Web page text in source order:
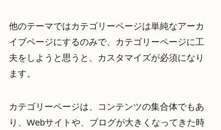
他のテーマではカテゴリーページは単純なアーカ
イブページにするのみで、カテゴリーページに工
夫をしようと思うと、カスタマイズが必須になり
ます。
カテゴリーページは、コンテンツの集合体でもあ
り、Webサイトや、ブログが大きくなってきた時